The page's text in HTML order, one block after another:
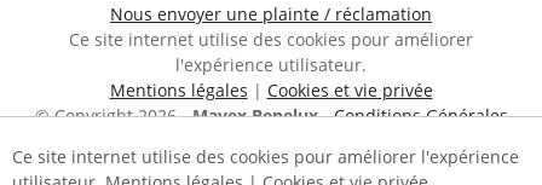
Nous envoyer une plainte / réclamation
Ce site internet utilise des cookies pour améliorer
l'expérience utilisateur.
Mentions légales | Cookies et vie privée
© Copyright 2026 -Mavex Benelux-Conditions Générales
personnelles
Ce site internet utilise des cookies pour améliorer l'expérience